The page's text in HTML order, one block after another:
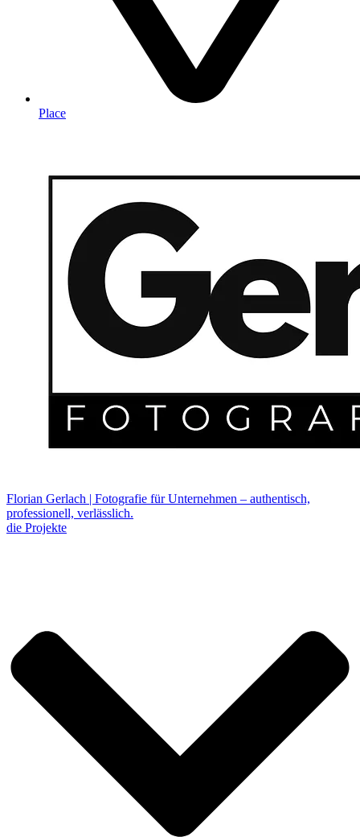
Place
Florian Gerlach | Fotografie für Unternehmen – authentisch,
professionell, verlässlich.
die Projekte